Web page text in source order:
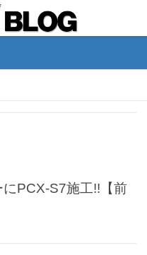
PCX-S7施工!!【前